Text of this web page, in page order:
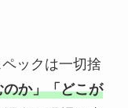
ックは一切捨
か」「どこが